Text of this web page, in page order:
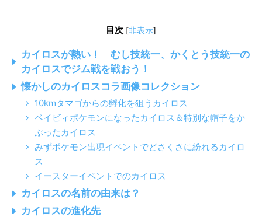
目次 [非表示]
カイロスが熱い！ むし技統一、かくとう技統一の
カイロスでジム戦を戦おう！
懐かしのカイロスコラ画像コレクション
10kmタマゴからの孵化を狙うカイロス
ベイビィポケモンになったカイロス＆特別な帽子をか
ぶったカイロス
みずポケモン出現イベントでどさくさに紛れるカイロ
ス
イースターイベントでのカイロス
カイロスの名前の由来は？
カイロスの進化先